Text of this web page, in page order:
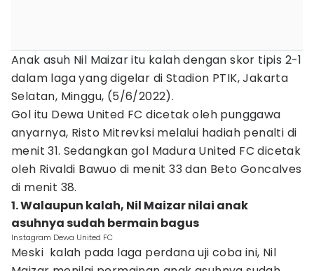
Anak asuh Nil Maizar itu kalah dengan skor tipis 2-1
dalam laga yang digelar di Stadion PTIK, Jakarta
Selatan, Minggu, (5/6/2022).
Gol itu Dewa United FC dicetak oleh punggawa
anyarnya, Risto Mitrevksi melalui hadiah penalti di
menit 31. Sedangkan gol Madura United FC dicetak
oleh Rivaldi Bawuo di menit 33 dan Beto Goncalves
di menit 38.
1. Walaupun kalah, Nil Maizar nilai anak
asuhnya sudah bermain bagus
Instagram Dewa United FC
Meski kalah pada laga perdana uji coba ini, Nil